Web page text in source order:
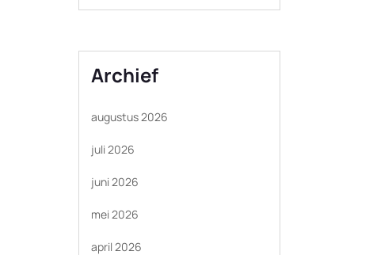
Archief
augustus 2026
juli 2026
juni 2026
mei 2026
april 2026